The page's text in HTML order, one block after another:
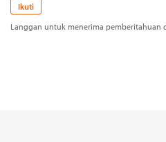
Ikuti
Langgan untuk menerima pemberitahuan